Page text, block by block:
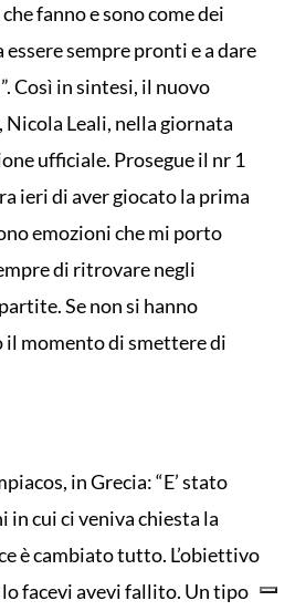
fanno e sono come dei
sempre pronti e a dare
Così in sintesi, il nuovo
Leali, nella giornata
ufficiale. Prosegue il nr 1
ieri di aver giocato la prima
emozioni che mi porto
di ritrovare negli
Se non si hanno
il momento di smettere di
in Grecia: “E’ stato
in cui ci veniva chiesta la
è cambiato tutto. L’obiettivo
lo facevi avevi fallito. Un tipo